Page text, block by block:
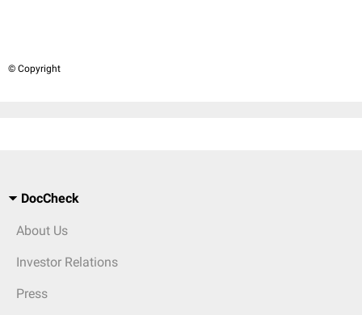
© Copyright
DocCheck
About Us
Investor Relations
Press